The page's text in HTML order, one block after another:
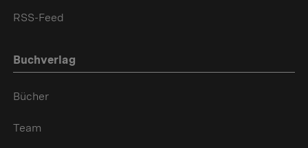
RSS-Feed
Buchverlag
Bücher
Team